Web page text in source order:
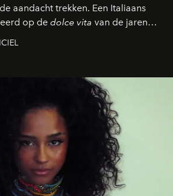
aandacht trekken. Een Italiaans
op de dolce vita van de jaren
hotspot die na zonsondergang
ontmoetingsplek en de
Dit zijn de nieuwe adressen
zetten, van lange lunches tot